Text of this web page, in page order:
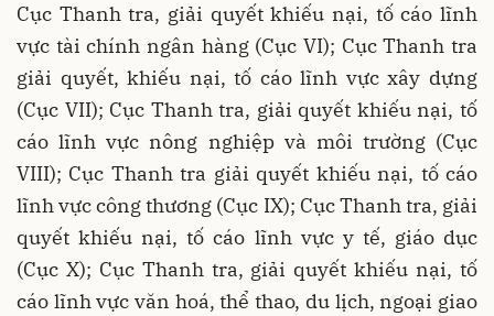
Cục Thanh tra, giải quyết khiếu nại, tố cáo lĩnh
vực tài chính ngân hàng (Cục VI); Cục Thanh tra
giải quyết, khiếu nại, tố cáo lĩnh vực xây dựng
(Cục VII); Cục Thanh tra, giải quyết khiếu nại, tố
cáo lĩnh vực nông nghiệp và môi trường (Cục
VIII); Cục Thanh tra giải quyết khiếu nại, tố cáo
lĩnh vực công thương (Cục IX); Cục Thanh tra, giải
quyết khiếu nại, tố cáo lĩnh vực y tế, giáo dục
(Cục X); Cục Thanh tra, giải quyết khiếu nại, tố
cáo lĩnh vực văn hoá, thể thao, du lịch, ngoại giao